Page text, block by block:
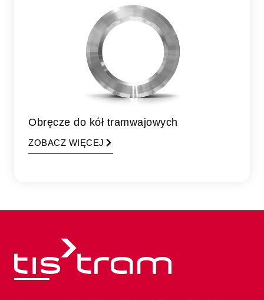
Obręcze do kół tramwajowych
ZOBACZ WIĘCEJ